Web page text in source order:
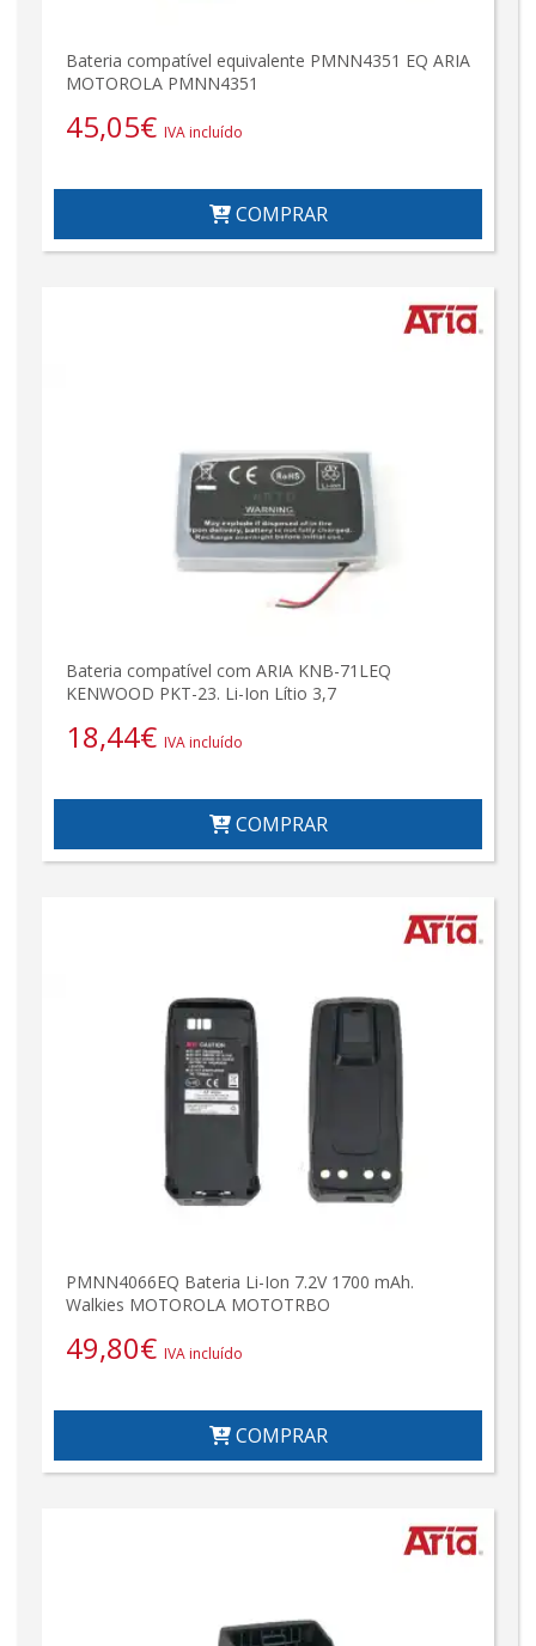
Bateria compatível equivalente PMNN4351 EQ ARIA
MOTOROLA PMNN4351
45,05€ IVA incluído
COMPRAR
Bateria compatível com ARIA KNB-71LEQ
KENWOOD PKT-23. Li-Ion Lítio 3,7
18,44€ IVA incluído
COMPRAR
PMNN4066EQ Bateria Li-Ion 7.2V 1700 mAh.
Walkies MOTOROLA MOTOTRBO
49,80€ IVA incluído
COMPRAR